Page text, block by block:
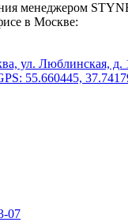
менеджером
в Москве:
ул. Люблинская, д.
55.660445,
07